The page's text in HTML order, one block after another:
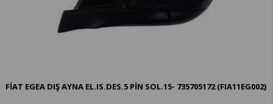
FİAT EGEA DIŞ AYNA EL.IS.DES.5 PİN SOL.15- 735705172(FIA11EG002)